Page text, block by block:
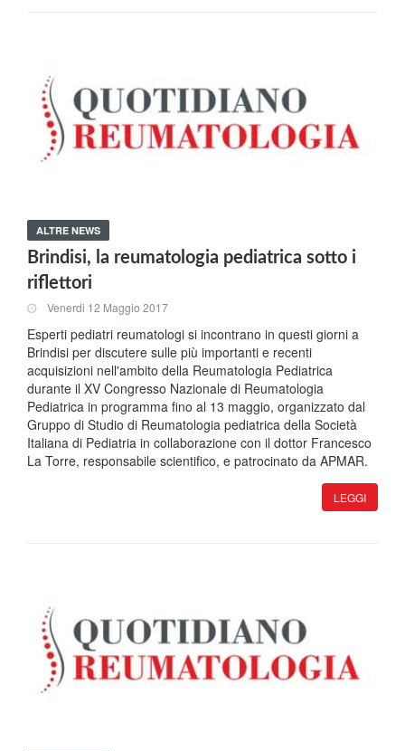
ALTRE NEWS
Brindisi, la reumatologia pediatrica sotto i
riflettori
Venerdi 12 Maggio 2017
Esperti pediatri reumatologi si incontrano in questi giorni a
Brindisi per discutere sulle più importanti e recenti
acquisizioni nell'ambito della Reumatologia Pediatrica
durante il XV Congresso Nazionale di Reumatologia
Pediatrica in programma fino al 13 maggio, organizzato dal
Gruppo di Studio di Reumatologia pediatrica della Società
Italiana di Pediatria in collaborazione con il dottor Francesco
La Torre, responsabile scientifico, e patrocinato da APMAR.
LEGGI